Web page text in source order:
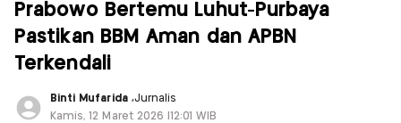
Prabowo Bertemu Luhut-Purbaya
Pastikan BBM Aman dan APBN
Terkendali
Binti Mufarida ,Jurnalis
Kamis, 12 Maret 2026 |12:01 WIB